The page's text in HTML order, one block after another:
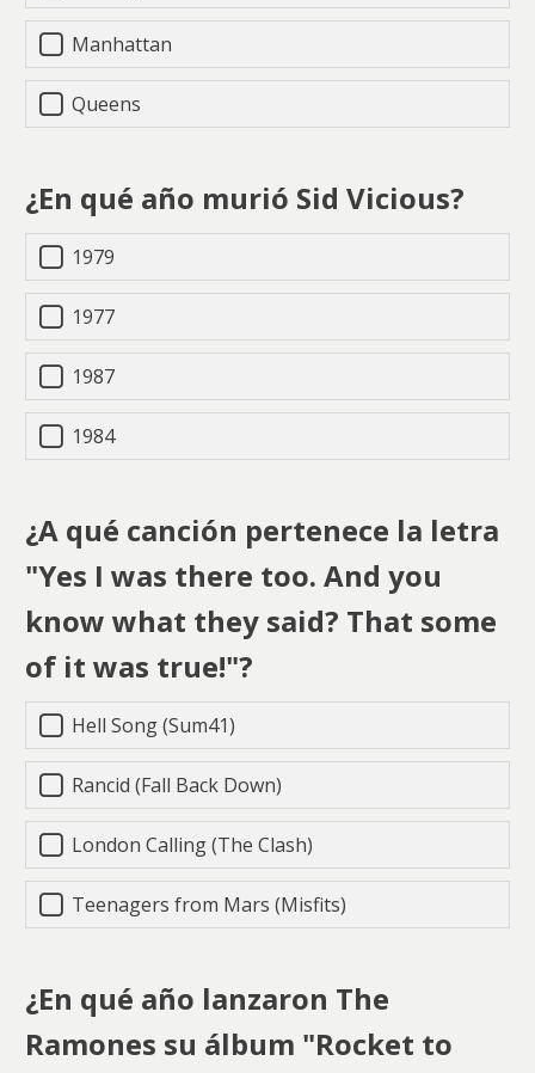
Manhattan
Queens
¿En qué año murió Sid Vicious?
1979
1977
1987
1984
¿A qué canción pertenece la letra
"Yes I was there too. And you
know what they said? That some
of it was true!"?
Hell Song (Sum41)
Rancid (Fall Back Down)
London Calling (The Clash)
Teenagers from Mars (Misfits)
¿En qué año lanzaron The
Ramones su álbum "Rocket to